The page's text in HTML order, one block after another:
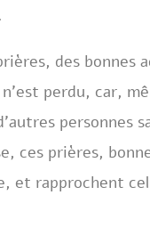
des bonnes
perdu, car,
personnes
ces prières,
et rapprochent